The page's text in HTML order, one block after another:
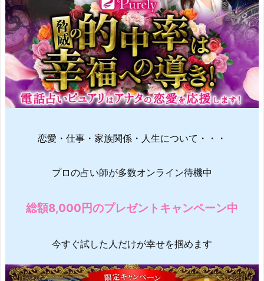
恋愛・仕事・家族関係・人生について・・・
プロの占い師が多数オンライン待機中
総額8,000円のプレゼントキャンペーン中
今すぐ試した人だけが幸せを掴めます